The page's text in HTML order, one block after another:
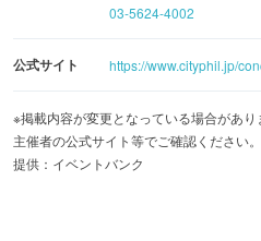
03-5624-4002
公式サイト https://www.cityphil.jp/
※掲載内容が変更となっている場合があ
主催者の公式サイト等でご確認ください。
提供：イベントバンク